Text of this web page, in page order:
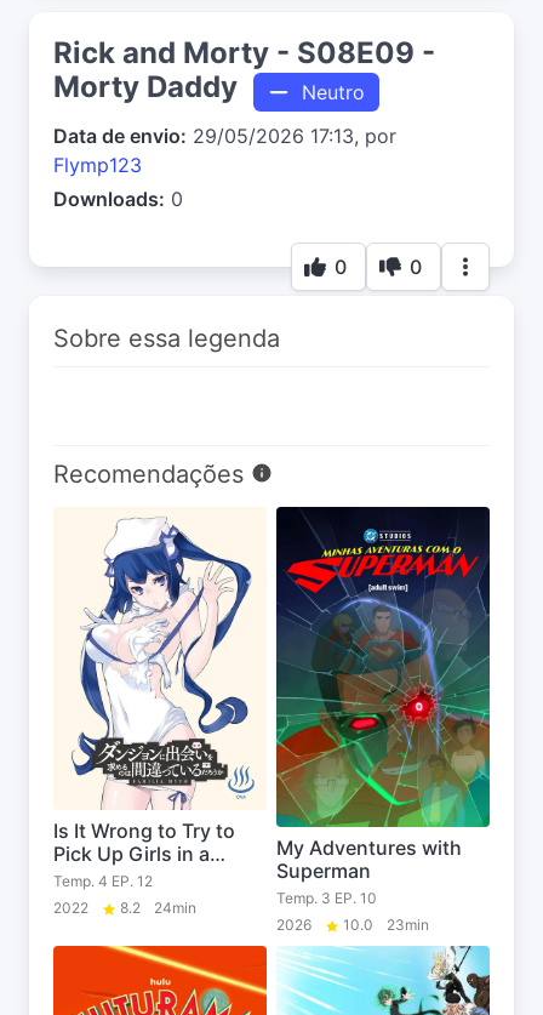
Rick and Morty - S08E09 -
Morty Daddy
Neutro
Data de envio: 29/05/2026 17:13, por
Flymp123
Downloads: 0
0 0
Sobre essa legenda
Recomendações
Is It Wrong to Try to
Pick Up Girls in a
Dungeon?
Temp. 4 EP. 12
2022
8.2 24min
My Adventures with
Superman
Temp. 3 EP. 10
2026
10.0 23min